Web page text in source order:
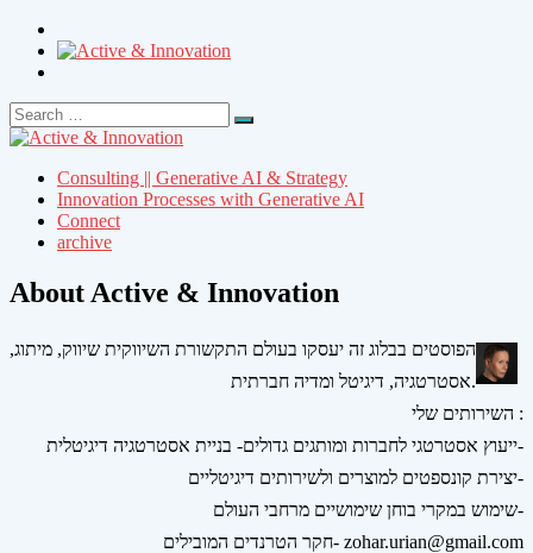
Search
for:
Search
Consulting || Generative AI & Strategy
Innovation Processes with Generative AI
Connect
archive
About Active & Innovation
הפוסטים בבלוג זה יעסקו בעולם התקשורת השיווקית שיווק, מיתוג,
אסטרטגיה, דיגיטל ומדיה חברתית.
השירותים שלי :
ייעוץ אסטרטגי לחברות ומותגים גדולים- בניית אסטרטגיה דיגיטלית-
יצירת קונספטים למוצרים ולשירותים דיגיטליים-
שימוש במקרי בוחן שימושיים מרחבי העולם-
חקר הטרנדים המובילים- zohar.urian@gmail.com